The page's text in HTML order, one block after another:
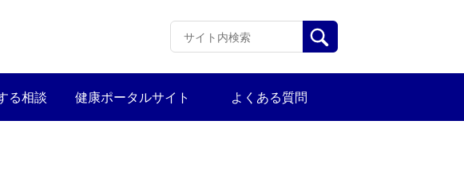
る相談 健康ポータルサイト よくある質問